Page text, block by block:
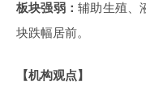
板块强弱：辅助生殖、
块跌幅居前。
【机构观点】